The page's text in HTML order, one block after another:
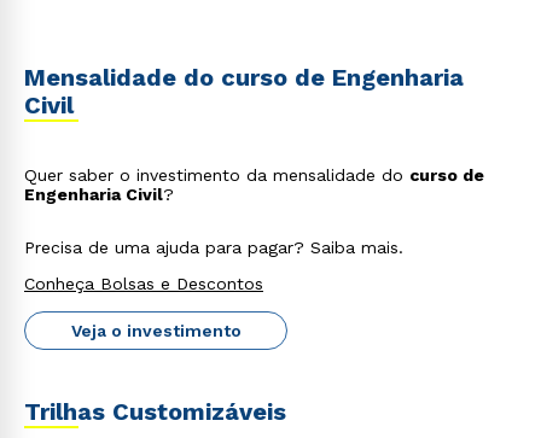
Mensalidade do curso de Engenharia
Civil
Quer saber o investimento da mensalidade do curso de
Engenharia Civil?
Precisa de uma ajuda para pagar? Saiba mais.
Conheça Bolsas e Descontos
Veja o investimento
Trilhas Customizáveis